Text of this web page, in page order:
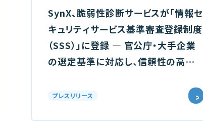
SynX、脆弱性診断サービスが「情報セ
キュリティサービス基準審査登録制度
（SSS）」に登録 ― 官公庁・大手企業
の選定基準に対応し、信頼性の高い
プレスリリース